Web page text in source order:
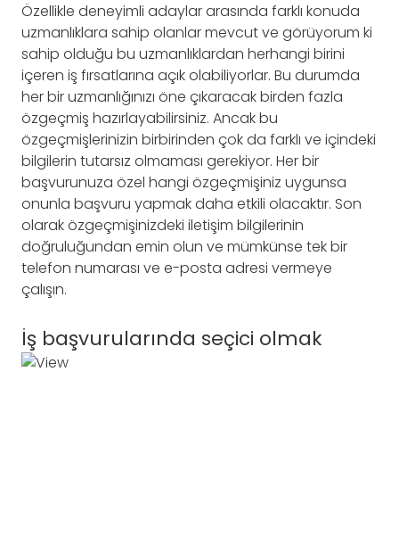
Özellikle deneyimli adaylar arasında farklı konuda
uzmanlıklara sahip olanlar mevcut ve görüyorum ki
sahip olduğu bu uzmanlıklardan herhangi birini
içeren iş fırsatlarına açık olabiliyorlar. Bu durumda
her bir uzmanlığınızı öne çıkaracak birden fazla
özgeçmiş hazırlayabilirsiniz. Ancak bu
özgeçmişlerinizin birbirinden çok da farklı ve içindeki
bilgilerin tutarsız olmaması gerekiyor. Her bir
başvurunuza özel hangi özgeçmişiniz uygunsa
onunla başvuru yapmak daha etkili olacaktır. Son
olarak özgeçmişinizdeki iletişim bilgilerinin
doğruluğundan emin olun ve mümkünse tek bir
telefon numarası ve e-posta adresi vermeye
çalışın.
İş başvurularında seçici olmak